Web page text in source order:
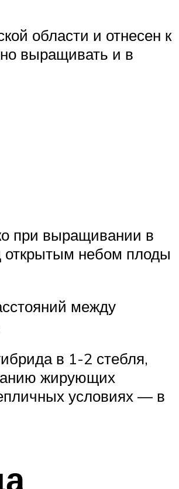
области и отнесен к
выращивать и в
при выращивании в
открытым небом плоды
между
в 1-2 стебля,
жирующих
условиях — в